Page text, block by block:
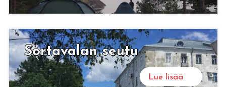
Sor­ta­va­lan seutu
Lue lisää